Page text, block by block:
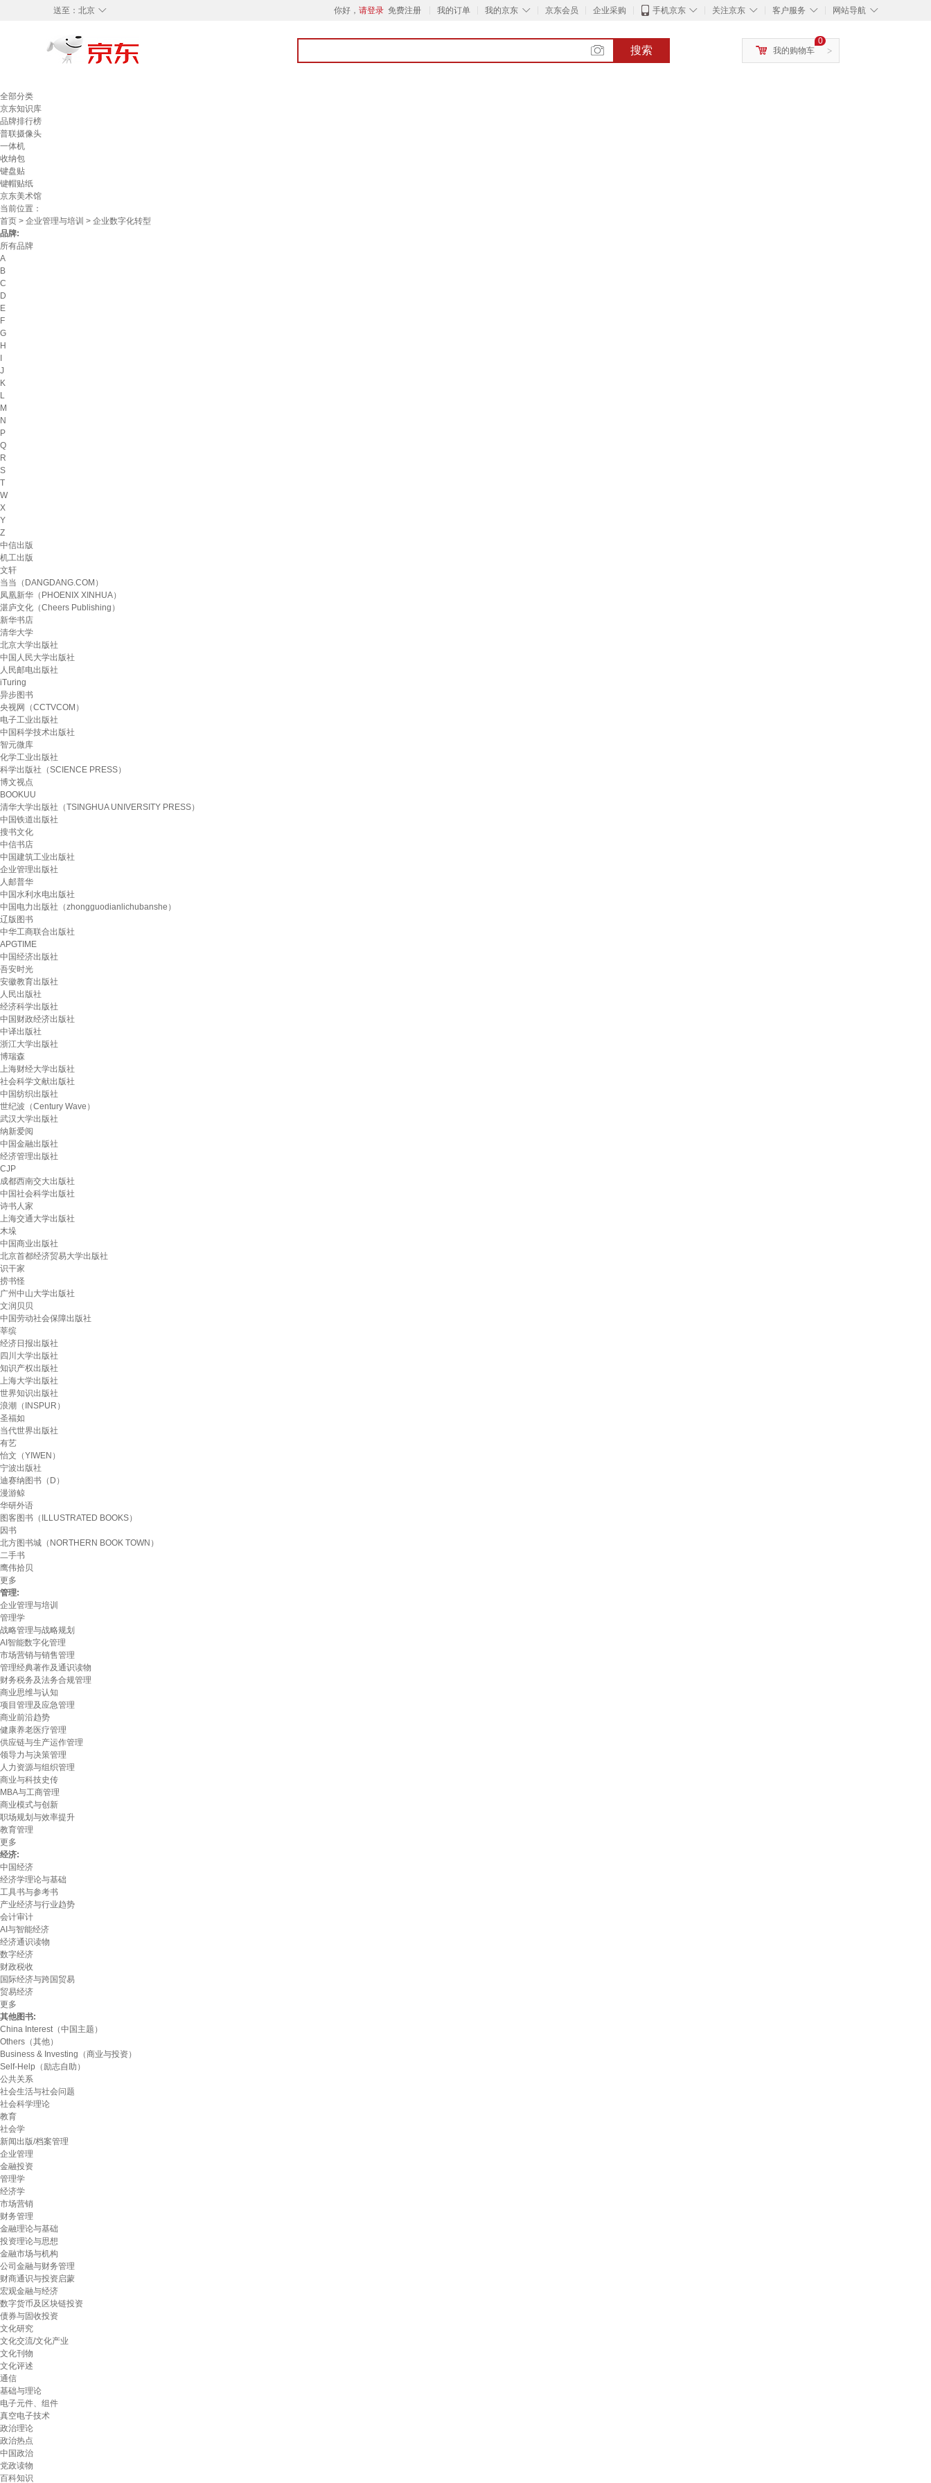
◇
送至： 北京 你好， 请登录 免费注册 我的订单 ◇
我的京东 京东会员 企业采购 ◇
手机京东 ◇
关注京东 ◇
客户服务 ◇
网站导航
搜索 >
0
我的购物车
全部分类
京东知识库
品牌排行榜
普联摄像头
一体机
收纳包
键盘贴
键帽贴纸
京东美术馆
当前位置：
首页 > 企业管理与培训 > 企业数字化转型
品牌:
所有品牌
A
B
C
D
E
F
G
H
J
K
L
M
N
P
Q
R
S
T
W
X
Y
Z
中信出版
机工出版
文轩
当当（DANGDANG.COM）
凤凰新华（PHOENIX XINHUA）
湛庐文化（Cheers Publishing）
新华书店
清华大学
北京大学出版社
中国人民大学出版社
人民邮电出版社
iTuring
异步图书
央视网（CCTVCOM）
电子工业出版社
中国科学技术出版社
智元微库
化学工业出版社
科学出版社（SCIENCE PRESS）
博文视点
BOOKUU
清华大学出版社（TSINGHUA UNIVERSITY PRESS）
中国铁道出版社
搜书文化
中信书店
中国建筑工业出版社
企业管理出版社
人邮普华
中国水利水电出版社
中国电力出版社（zhongguodianlichubanshe）
辽版图书
中华工商联合出版社
APGTIME
中国经济出版社
吾安时光
安徽教育出版社
人民出版社
经济科学出版社
中国财政经济出版社
中译出版社
浙江大学出版社
博瑞森
上海财经大学出版社
社会科学文献出版社
中国纺织出版社
世纪波（Century Wave）
武汉大学出版社
纳新爱阅
中国金融出版社
经济管理出版社
CJP
成都西南交大出版社
中国社会科学出版社
诗书人家
上海交通大学出版社
木垛
中国商业出版社
北京首都经济贸易大学出版社
识干家
捞书怪
广州中山大学出版社
文润贝贝
中国劳动社会保障出版社
莘缤
经济日报出版社
四川大学出版社
知识产权出版社
上海大学出版社
世界知识出版社
浪潮（INSPUR）
圣福如
当代世界出版社
有艺
怡文（YIWEN）
宁波出版社
迪赛纳图书（D）
漫游鲸
华研外语
图客图书（ILLUSTRATED BOOKS）
因书
北方图书城（NORTHERN BOOK TOWN）
二手书
鹰伟拾贝
更多
管理:
企业管理与培训
管理学
战略管理与战略规划
AI智能数字化管理
市场营销与销售管理
管理经典著作及通识读物
财务税务及法务合规管理
商业思维与认知
项目管理及应急管理
商业前沿趋势
健康养老医疗管理
供应链与生产运作管理
领导力与决策管理
人力资源与组织管理
商业与科技史传
MBA与工商管理
商业模式与创新
职场规划与效率提升
教育管理
更多
经济:
中国经济
经济学理论与基础
工具书与参考书
产业经济与行业趋势
会计审计
AI与智能经济
经济通识读物
数字经济
财政税收
国际经济与跨国贸易
贸易经济
更多
其他图书:
China Interest（中国主题）
Others（其他）
Business & Investing（商业与投资）
Self-Help（励志自助）
公共关系
社会生活与社会问题
社会科学理论
教育
社会学
新闻出版/档案管理
企业管理
金融投资
管理学
经济学
市场营销
财务管理
金融理论与基础
投资理论与思想
金融市场与机构
公司金融与财务管理
财商通识与投资启蒙
宏观金融与经济
数字货币及区块链投资
债券与固收投资
文化研究
文化交流/文化产业
文化刊物
文化评述
通信
基础与理论
电子元件、组件
真空电子技术
政治理论
政治热点
中国政治
党政读物
百科知识